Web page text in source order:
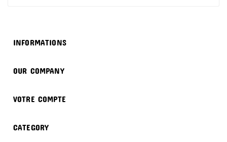
INFORMATIONS
OUR COMPANY
VOTRE COMPTE
CATEGORY